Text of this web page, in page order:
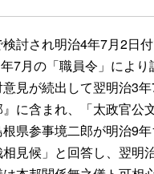
討され明治4年7月2日
7月の「職員令」によ
見が続出して翌明治3
に含まれ、「太政官
県参事境二郎が明治9
相見候」と回答し、翌